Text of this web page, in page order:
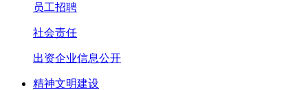
员工招聘
社会责任
出资企业信息公开
精神文明建设